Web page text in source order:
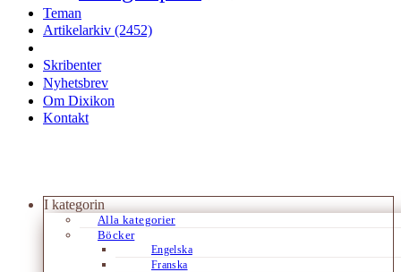
Teman
Artikelarkiv (2452)
Skribenter
Nyhetsbrev
Om Dixikon
Kontakt
I kategorin
Alla kategorier
Böcker
Engelska
Franska